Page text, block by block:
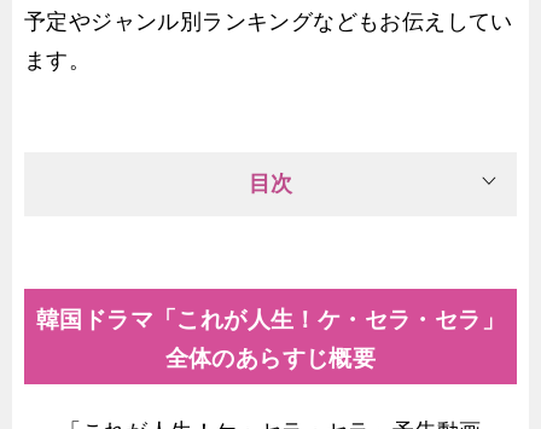
予定やジャンル別ランキングなどもお伝えしてい
ます。
目次
韓国ドラマ「これが人生！ケ・セラ・セラ」
全体のあらすじ概要